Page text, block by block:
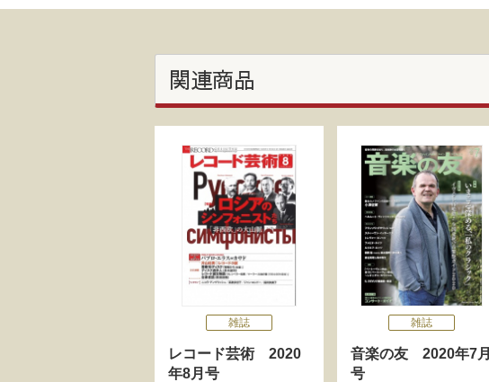
関連商品
雑誌
レコード芸術 2020
年8月号
雑誌
音楽の友 2020年7月
号